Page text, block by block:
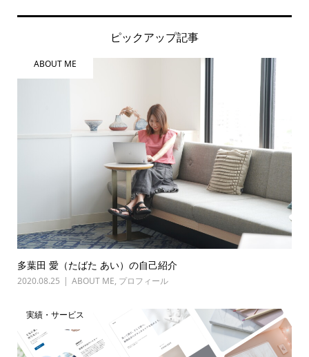
ピックアップ記事
ABOUT ME
多葉田 愛（たばた あい）の自己紹介
2020.08.25 ABOUT ME, プロフィール
実績・サービス